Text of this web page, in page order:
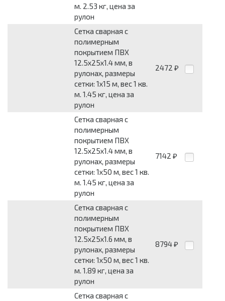
м. 2.53 кг, цена за
рулон
Сетка сварная с
полимерным
покрытием ПВХ
12.5x25x1.4 мм, в
рулонах, размеры
сетки: 1x15 м, вес 1 кв.
м. 1.45 кг, цена за
рулон
2472 ₽
Сетка сварная с
полимерным
покрытием ПВХ
12.5x25x1.4 мм, в
рулонах, размеры
сетки: 1x50 м, вес 1 кв.
м. 1.45 кг, цена за
рулон
7142 ₽
Сетка сварная с
полимерным
покрытием ПВХ
12.5x25x1.6 мм, в
рулонах, размеры
сетки: 1x50 м, вес 1 кв.
м. 1.89 кг, цена за
рулон
8794 ₽
Сетка сварная с